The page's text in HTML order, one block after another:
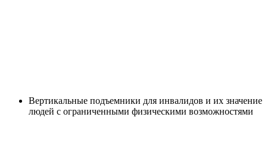
Вертикальные подъемники для инвалидов и их значение
людей с ограниченными физическими возможностями